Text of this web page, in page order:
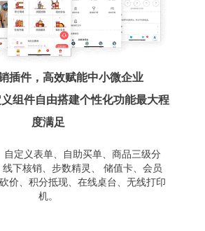
插件，高效赋能中小微企业
组件自由搭建个性化功能最大程
度满足
自定义表单、自助买单、商品三级分
下核销、步数精灵、 储值卡、会员
价、积分抵现、在线桌台、无线打印
机。